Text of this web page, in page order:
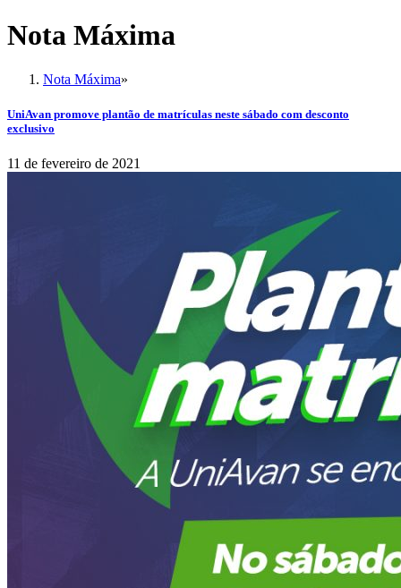
Nota Máxima
Nota Máxima»
UniAvan promove plantão de matrículas neste sábado com desconto
exclusivo
11 de fevereiro de 2021